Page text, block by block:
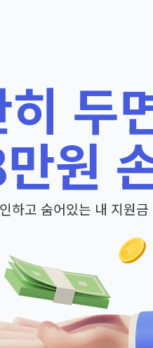
두
원
하고 숨어있는 내 지원